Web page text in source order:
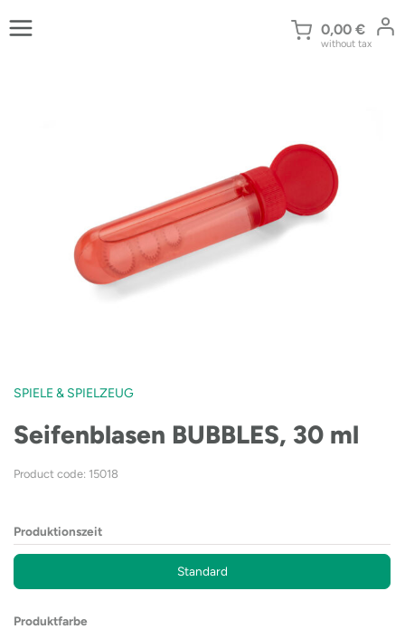
Inhalt
0,00 €
without tax
SPIELE & SPIELZEUG
Seifenblasen BUBBLES, 30 ml
Product code: 15018
Produktionszeit
Standard
Produktfarbe